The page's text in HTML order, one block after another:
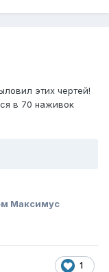
этих чертей!
в 70 наживок
Максимус
1